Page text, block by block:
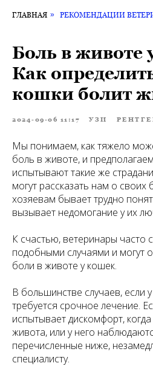
ГЛАВНАЯ » РЕКОМЕНДАЦИИ
Боль в животе
Как
кошки болит
2024-09-06 11:17 УЗИ
Мы понимаем, как тяжело
боль в животе, и
испытывают такие же
могут рассказать нам о своих
хозяевам бывает трудно
вызывает недомогание у их
К счастью, ветеринары часто
подобными случаями и могут
боли в животе у кошек.
В большинстве случаев, если
требуется срочное лечение.
испытывает дискомфорт,
живота, или у него
перечисленные ниже,
специалисту.